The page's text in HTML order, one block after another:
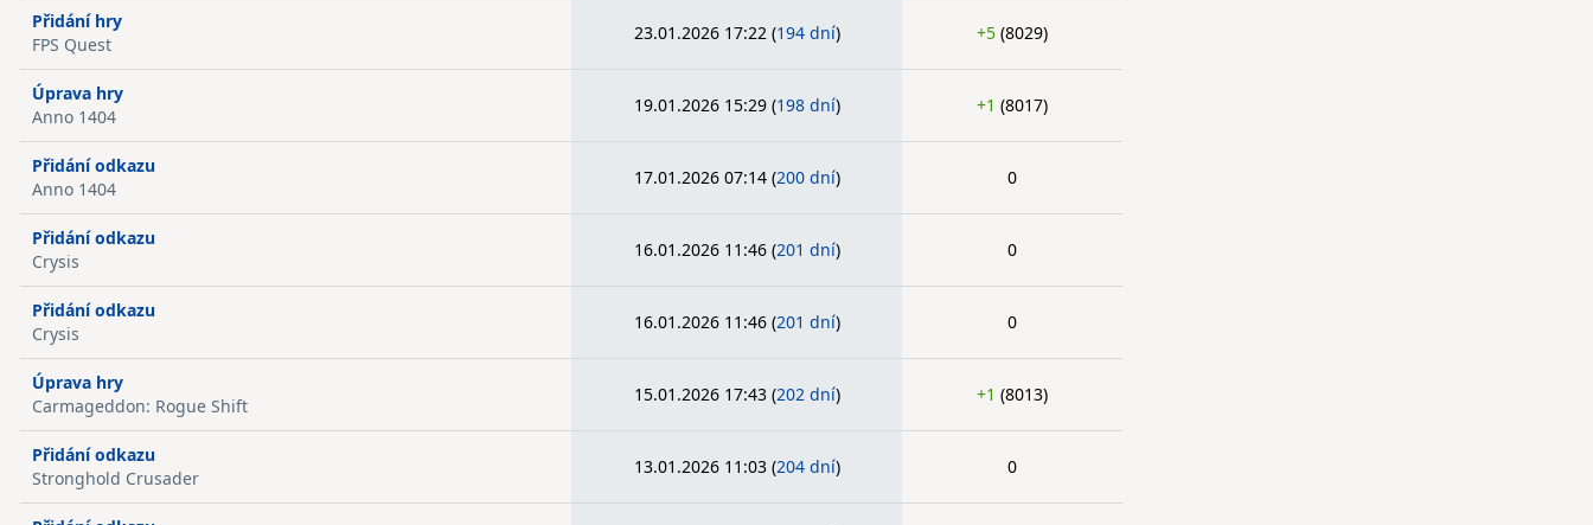
Přidání hry
FPS Quest
23.01.2026 17:22 (194 dní) +5 (8029)
Úprava hry
Anno 1404
19.01.2026 15:29 (198 dní) +1 (8017)
Přidání odkazu
Anno 1404
17.01.2026 07:14 (200 dní) 0
Přidání odkazu
Crysis
16.01.2026 11:46 (201 dní) 0
Přidání odkazu
Crysis
16.01.2026 11:46 (201 dní) 0
Úprava hry
Carmageddon: Rogue Shift
15.01.2026 17:43 (202 dní) +1 (8013)
Přidání odkazu
Stronghold Crusader
13.01.2026 11:03 (204 dní) 0